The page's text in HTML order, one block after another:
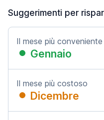
Suggerimenti per
Il mese più conveniente
Gennaio
Il mese più costoso
Dicembre